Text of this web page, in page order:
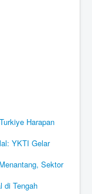
Harapan
YKTI Gelar
Sektor
di Tengah